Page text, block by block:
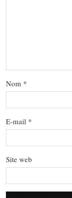
Nom *
E-mail *
Site web